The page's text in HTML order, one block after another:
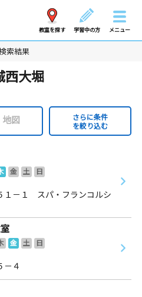
教室を探す 学習中の方 メニュー
索結果
西大堀
地図
さらに条件
を絞り込む
金 土
日
１－１ スパ・フランコルシ
金 土
日
－４